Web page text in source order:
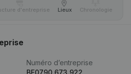
d'entreprise Lieux Chronologie
Numéro d’entreprise
BE0790.673.922